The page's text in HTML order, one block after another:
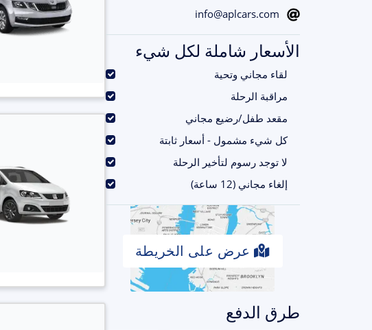
info@aplcars.com
الأسعار شاملة لكل شيء
لقاء مجاني وتحية
مراقبة الرحلة
مقعد طفل/رضيع مجاني
كل شيء مشمول - أسعار ثابتة
لا توجد رسوم لتأخير الرحلة
إلغاء مجاني (12 ساعة)
عرض على الخريطة
طرق الدفع